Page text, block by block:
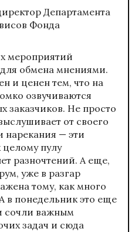
Департамента
Фонда
мероприятий
обмена мнениями.
и ценен тем, что на
озвучиваются
заказчиков. Не просто
от своего
нарекания — эти
пулу
разночтений. А еще,
уже в разгар
тому, как много
в понедельник это еще
сочли важным
задач и сюда